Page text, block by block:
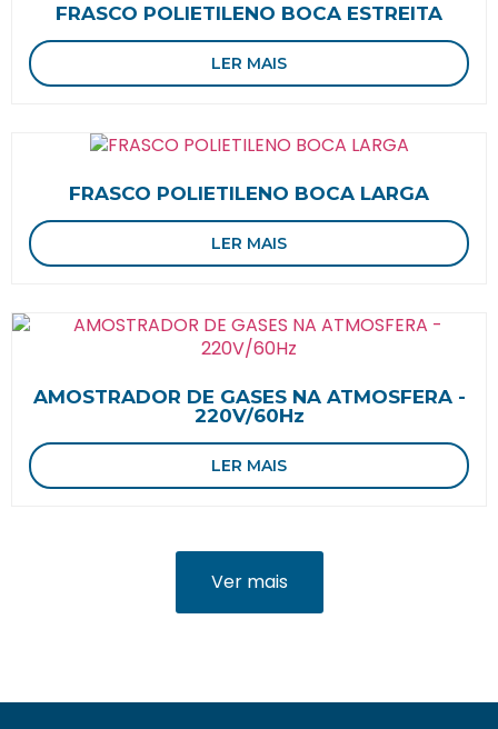
FRASCO POLIETILENO BOCA ESTREITA
LER MAIS
FRASCO POLIETILENO BOCA LARGA
LER MAIS
AMOSTRADOR DE GASES NA ATMOSFERA -
220V/60Hz
LER MAIS
Ver mais